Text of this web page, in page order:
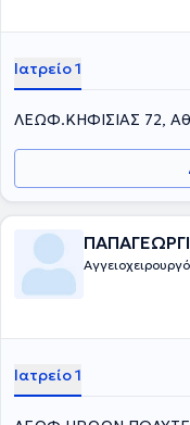
Ιατρείο 1
ΛΕΩΦ.ΚΗΦΙΣΙΑΣ 72,
Ιατρείο 1